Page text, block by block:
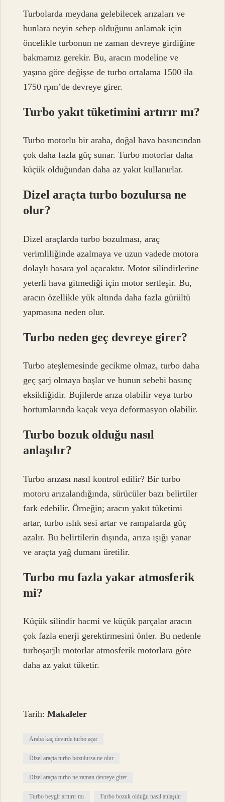
Turbolarda meydana gelebilecek arızaları ve
bunlara neyin sebep olduğunu anlamak için
öncelikle turbonun ne zaman devreye girdiğine
bakmamız gerekir. Bu, aracın modeline ve
yaşına göre değişse de turbo ortalama 1500 ila
1750 rpm’de devreye girer.
Turbo yakıt tüketimini artırır mı?
Turbo motorlu bir araba, doğal hava basıncından
çok daha fazla güç sunar. Turbo motorlar daha
küçük olduğundan daha az yakıt kullanırlar.
Dizel araçta turbo bozulursa ne
olur?
Dizel araçlarda turbo bozulması, araç
verimliliğinde azalmaya ve uzun vadede motora
dolaylı hasara yol açacaktır. Motor silindirlerine
yeterli hava gitmediği için motor sertleşir. Bu,
aracın özellikle yük altında daha fazla gürültü
yapmasına neden olur.
Turbo neden geç devreye girer?
Turbo ateşlemesinde gecikme olmaz, turbo daha
geç şarj olmaya başlar ve bunun sebebi basınç
eksikliğidir. Bujilerde arıza olabilir veya turbo
hortumlarında kaçak veya deformasyon olabilir.
Turbo bozuk olduğu nasıl
anlaşılır?
Turbo arızası nasıl kontrol edilir? Bir turbo
motoru arızalandığında, sürücüler bazı belirtiler
fark edebilir. Örneğin; aracın yakıt tüketimi
artar, turbo ıslık sesi artar ve rampalarda güç
azalır. Bu belirtilerin dışında, arıza ışığı yanar
ve araçta yağ dumanı üretilir.
Turbo mu fazla yakar atmosferik
mi?
Küçük silindir hacmi ve küçük parçalar aracın
çok fazla enerji gerektirmesini önler. Bu nedenle
turboşarjlı motorlar atmosferik motorlara göre
daha az yakıt tüketir.
Tarih:Makaleler
Araba kaç devirde turbo açar
Dizel araçta turbo bozulursa ne olur
Dizel araçta turbo ne zaman devreye girer
Turbo beygir arttırır mı Turbo bozuk olduğu nasıl anlaşılır